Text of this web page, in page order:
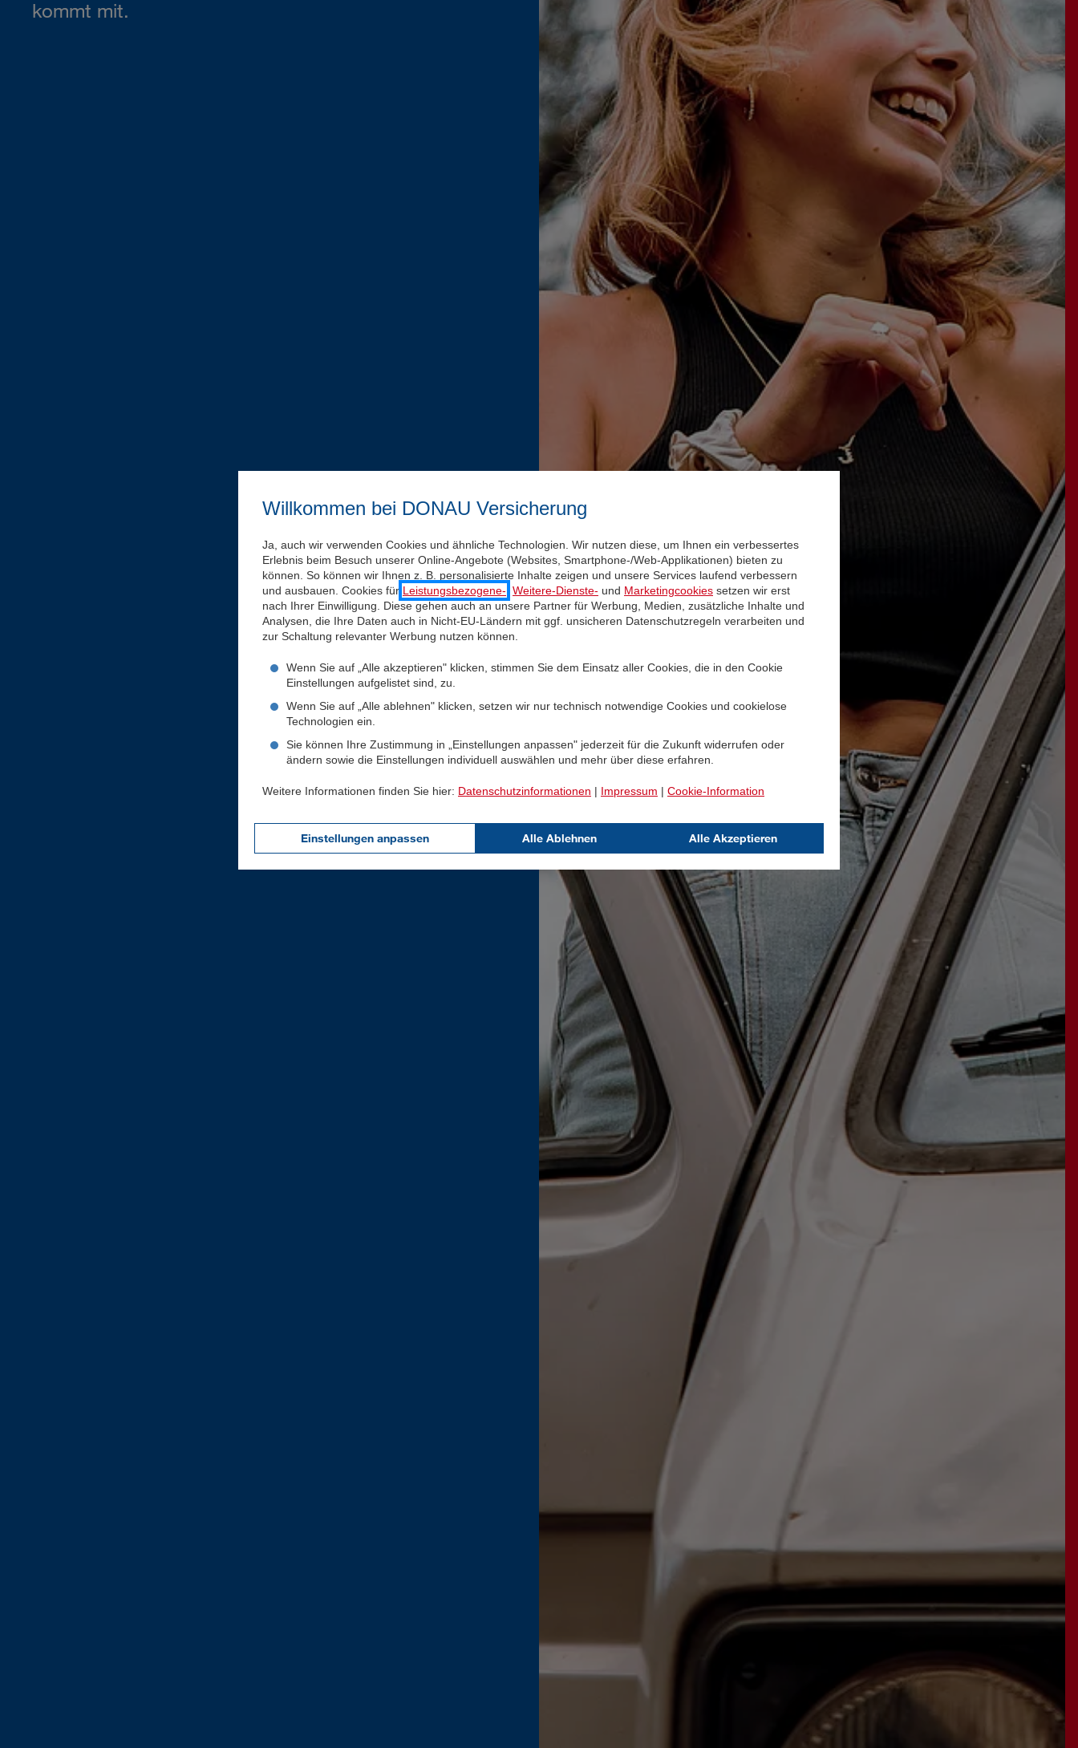
Willkommen bei DONAU Versicherung
Ja, auch wir verwenden Cookies und ähnliche Technologien. Wir nutzen diese, um Ihnen ein verbessertes
Erlebnis beim Besuch unserer Online-Angebote (Websites, Smartphone-/Web-Applikationen) bieten zu
können. So können wir Ihnen z. B. personalisierte Inhalte zeigen und unsere Services laufend verbessern
und ausbauen. Cookies für Leistungsbezogene- Weitere-Dienste- und Marketingcookies setzen wir erst
nach Ihrer Einwilligung. Diese gehen auch an unsere Partner für Werbung, Medien, zusätzliche Inhalte und
Analysen, die Ihre Daten auch in Nicht-EU-Ländern mit ggf. unsicheren Datenschutzregeln verarbeiten und
zur Schaltung relevanter Werbung nutzen können.
Wenn Sie auf „Alle akzeptieren" klicken, stimmen Sie dem Einsatz aller Cookies, die in den Cookie
Einstellungen aufgelistet sind, zu.
Wenn Sie auf „Alle ablehnen" klicken, setzen wir nur technisch notwendige Cookies und cookielose
Technologien ein.
Sie können Ihre Zustimmung in „Einstellungen anpassen" jederzeit für die Zukunft widerrufen oder
ändern sowie die Einstellungen individuell auswählen und mehr über diese erfahren.
Weitere Informationen finden Sie hier: Datenschutzinformationen | Impressum | Cookie-Information
Einstellungen anpassen Alle Ablehnen Alle Akzeptieren
kommt mit.